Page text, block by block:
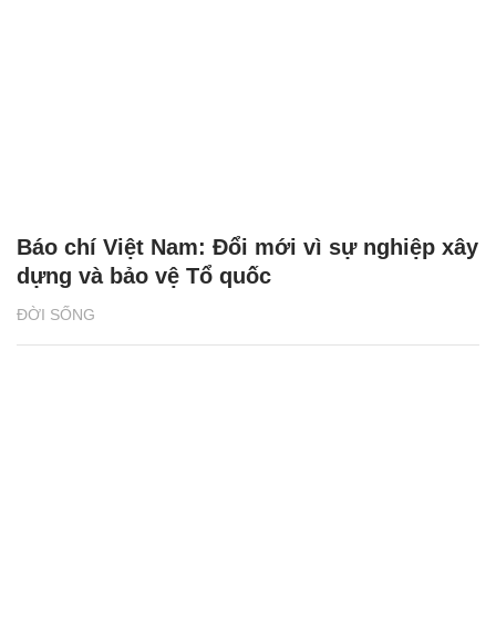
ĐỜI SỐNG
Báo chí Việt Nam: Đổi mới vì sự nghiệp xây
dựng và bảo vệ Tổ quốc